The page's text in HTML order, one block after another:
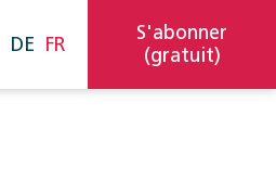
DE FR
S'abonner
(gratuit)